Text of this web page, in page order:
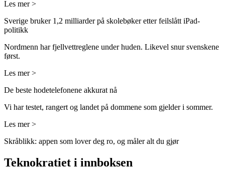
Les mer >
Sverige bruker 1,2 milliarder på skolebøker etter feilslått iPad-
politikk
Nordmenn har fjellvettreglene under huden. Likevel snur svenskene
først.
Les mer >
De beste hodetelefonene akkurat nå
Vi har testet, rangert og landet på dommene som gjelder i sommer.
Les mer >
Skråblikk: appen som lover deg ro, og måler alt du gjør
Teknokratiet i innboksen